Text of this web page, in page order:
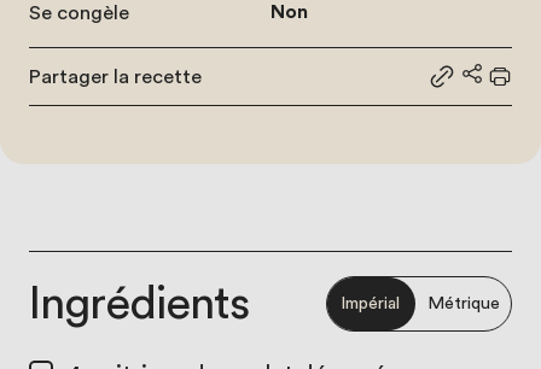
Se congèle Non
Partager la recette
Partager
Ingrédients Impérial Métrique